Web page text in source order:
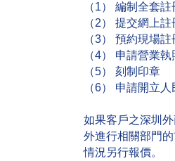
（1） 編制全套
（2） 提交網上
（3） 預約現場
（4） 申請營業執
（5） 刻制印章
（6） 申請開立
如果客戶之深圳
外進行相關部門
情況另行報價。